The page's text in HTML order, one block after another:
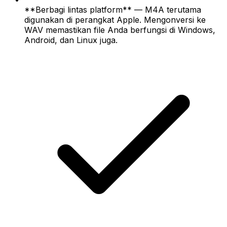
**Berbagi lintas platform** — M4A terutama
digunakan di perangkat Apple. Mengonversi ke
WAV memastikan file Anda berfungsi di Windows,
Android, dan Linux juga.